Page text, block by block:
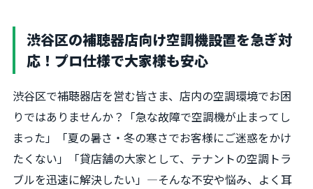
渋谷区の補聴器店向け空調機設置を急ぎ対
応！プロ仕様で大家様も安心
渋谷区で補聴器店を営む皆さま、店内の空調環境でお困
りではありませんか？「急な故障で空調機が止まってし
まった」「夏の暑さ・冬の寒さでお客様にご迷惑をかけ
たくない」「貸店舗の大家として、テナントの空調トラ
ブルを迅速に解決したい」―そんな不安や悩み、よく耳